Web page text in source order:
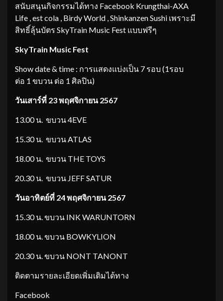
สนับสนุนกิจกรรมได้ทาง Facebook Krungthai-AXA
Life , est cola , Birdy World , Shinkanzen Sushi เพราะมี
สิทธิ์ลุ้นบัตร SkyTrain Music Fest แบบฟรีๆ
SkyTrain Music Fest
Show date & time : การแสดงแบ่งเป็น 7 รอบ (1รอบ
ต่อ 1 ขบวน ต่อ 1 ศิลปิน)
วันเสาร์ที่ 23พฤศจิกายน 2567
13.00 น. ขบวน 4EVE
15.30 น. ขบวน ATLAS
18.00 น. ขบวน THE TOYS
20.30 น. ขบวน JEFF SATUR
วันอาทิตย์ที่ 24พฤศจิกายน2567
15.30 น. ขบวน INK WARUNTORN
18.00 น. ขบวน BOWKYLION
20.30 น. ขบวน NONT TANONT
ติดตามรายละเอียดเพิ่มเติมได้ทาง
Facebook